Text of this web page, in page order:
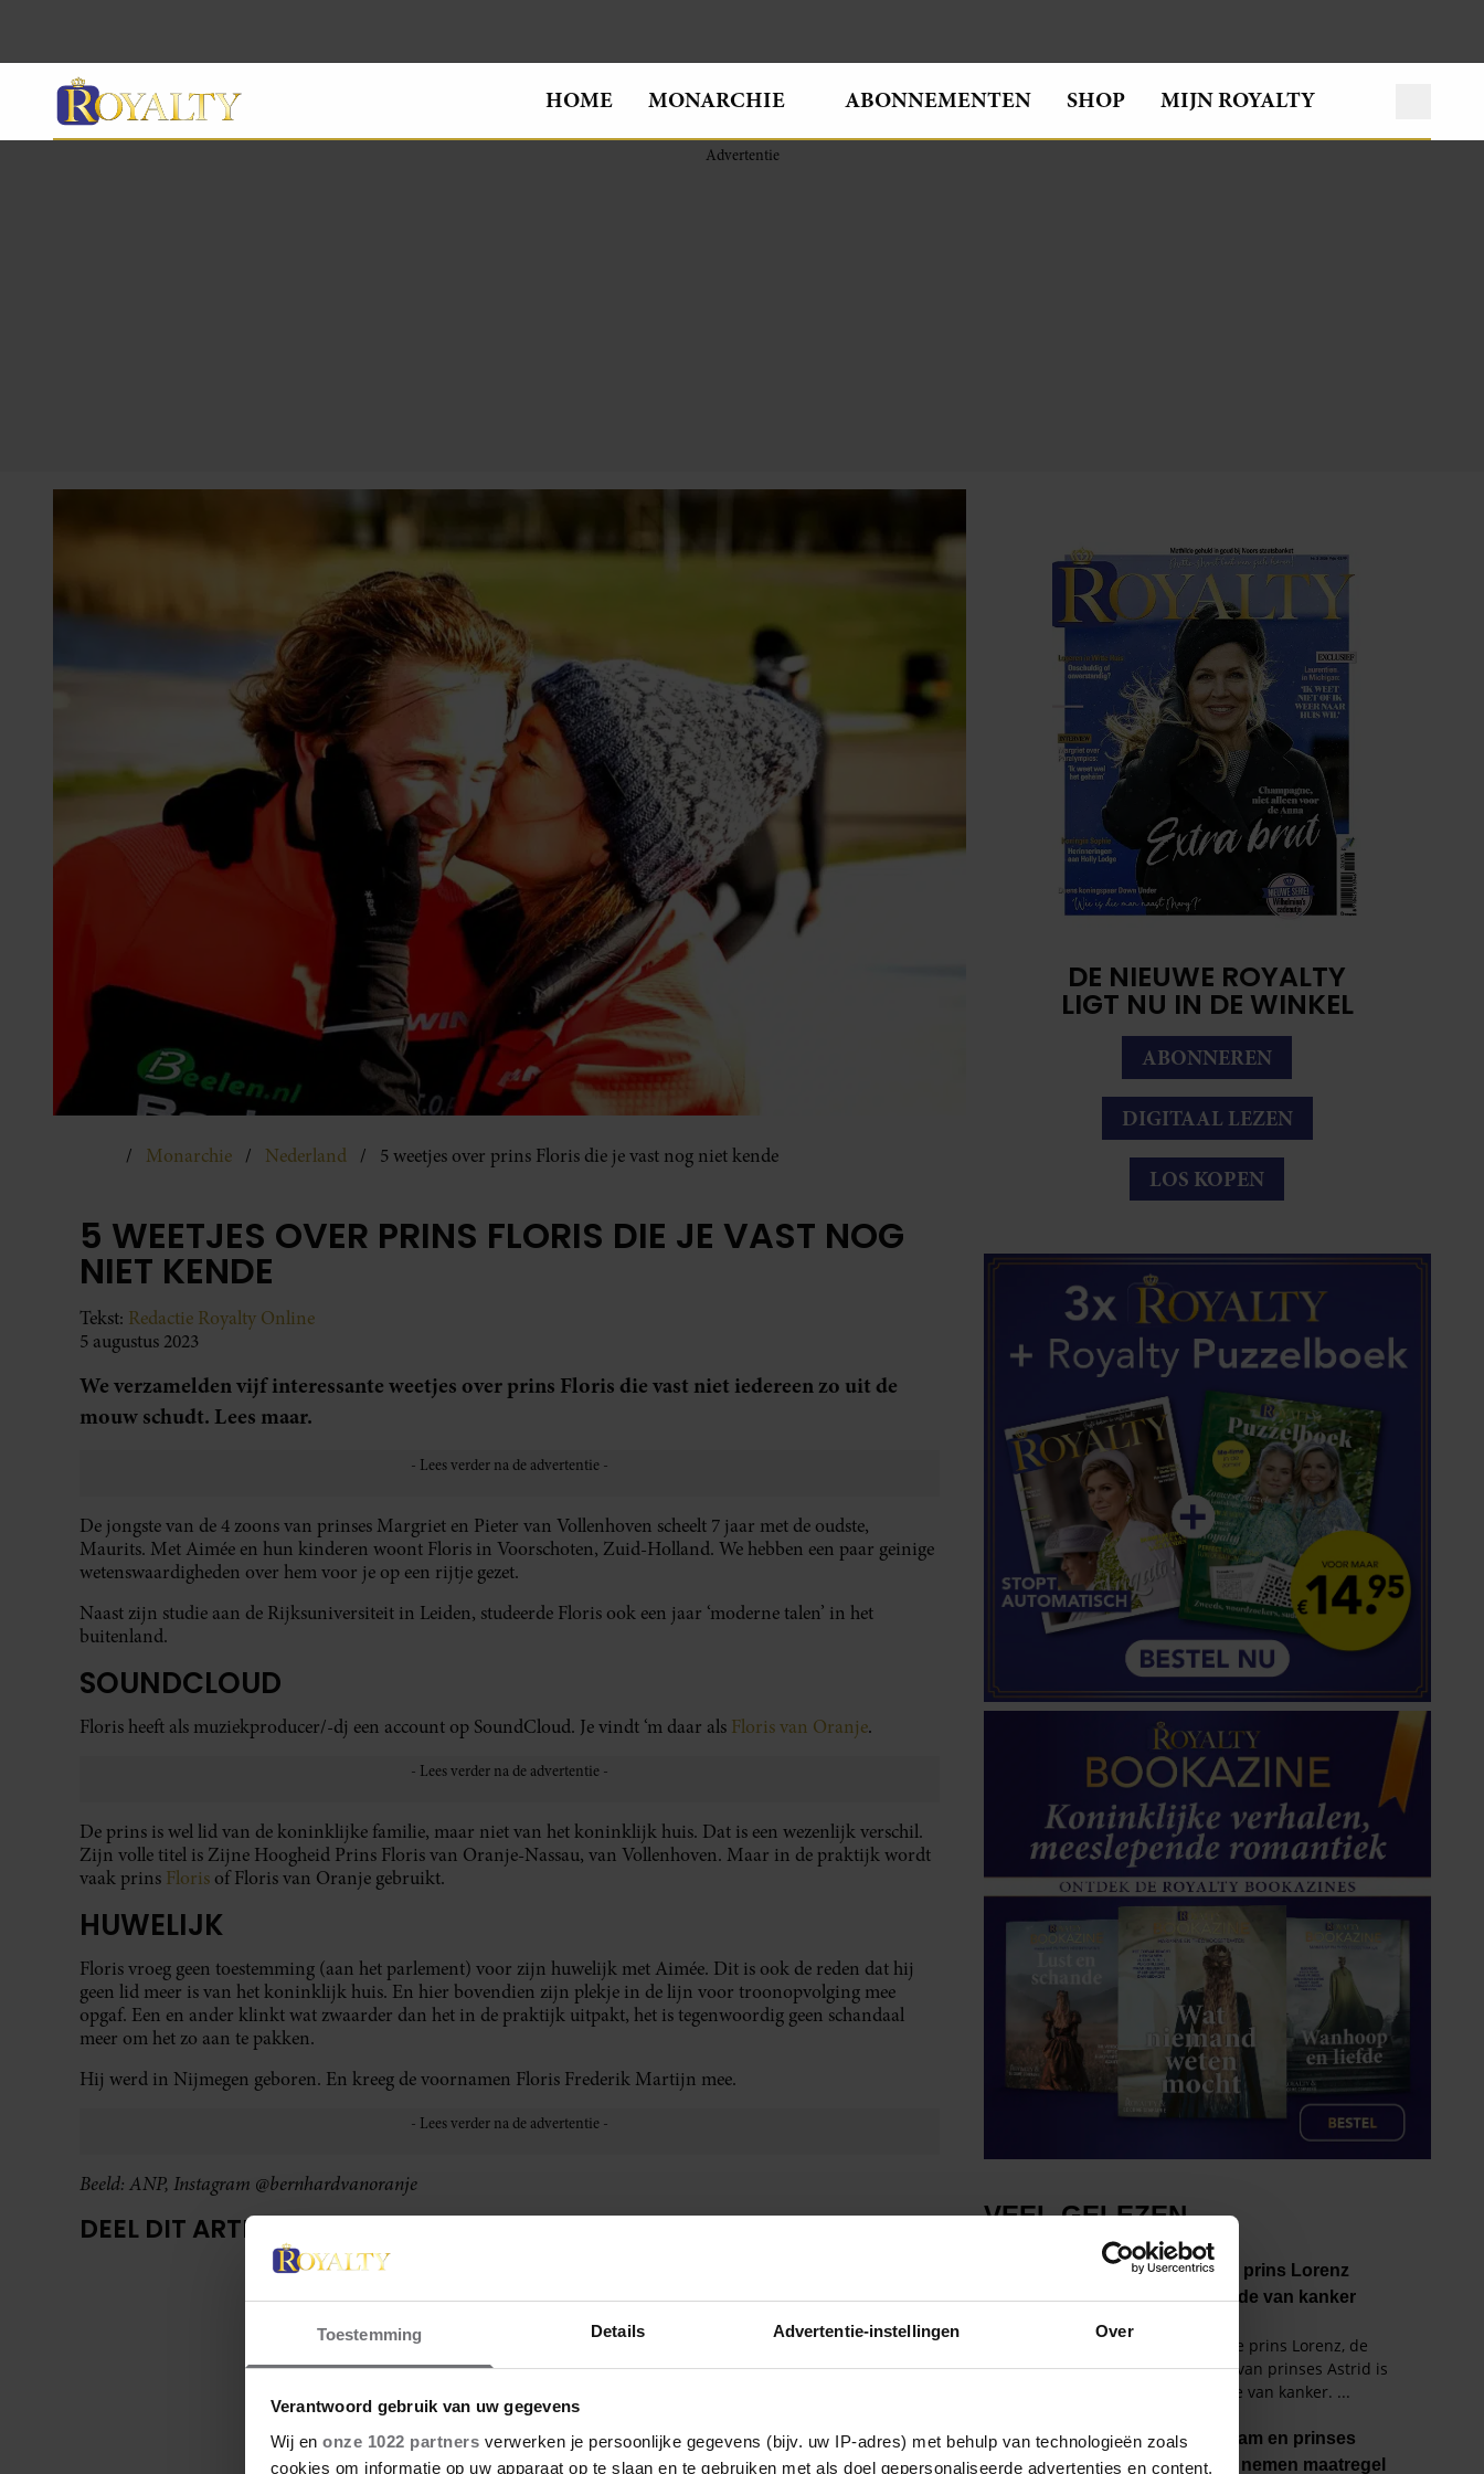
Toestemming Details Advertentie-instellingen Over
Verantwoord gebruik van uw gegevens
Wij en onze 1022 partners verwerken je persoonlijke gegevens (bijv. uw IP-adres) met behulp van technologieën zoals
cookies om informatie op uw apparaat op te slaan en te gebruiken met als doel gepersonaliseerde advertenties en content,
HOME MONARCHIE ABONNEMENTEN SHOP MIJN ROYALTY
Monarchie Nederland 5 weetjes over prins Floris die je vast nog niet kende
5 WEETJES OVER PRINS FLORIS DIE JE VAST NOG
NIET KENDE
Tekst: Redactie Royalty Online
5 augustus 2023
We verzamelden vijf interessante weetjes over prins Floris die vast niet iedereen zo uit de
mouw schudt. Lees maar.
De jongste van de 4 zoons van prinses Margriet en Pieter van Vollenhoven scheelt 7 jaar met de oudste,
Maurits. Met Aimée en hun kinderen woont Floris in Voorschoten, Zuid-Holland. We hebben een paar geinige
wetenswaardigheden over hem voor je op een rijtje gezet.
Naast zijn studie aan de Rijksuniversiteit in Leiden, studeerde Floris ook een jaar ‘moderne talen’ in het
buitenland.
SOUNDCLOUD
Floris heeft als muziekproducer/-dj een account op SoundCloud. Je vindt ‘m daar als Floris van Oranje.
De prins is wel lid van de koninklijke familie, maar niet van het koninklijk huis. Dat is een wezenlijk verschil.
Zijn volle titel is Zijne Hoogheid Prins Floris van Oranje-Nassau, van Vollenhoven. Maar in de praktijk wordt
vaak prins Floris of Floris van Oranje gebruikt.
HUWELIJK
Floris vroeg geen toestemming (aan het parlement) voor zijn huwelijk met Aimée. Dit is ook de reden dat hij
geen lid meer is van het koninklijk huis. En hier bovendien zijn plekje in de lijn voor troonopvolging mee
opgaf. Een en ander klinkt wat zwaarder dan het in de praktijk uitpakt, het is tegenwoordig geen schandaal
meer om het zo aan te pakken.
Hij werd in Nijmegen geboren. En kreeg de voornamen Floris Frederik Martijn mee.
Beeld: ANP, Instagram @bernhardvanoranje
DEEL DIT ARTIKEL OP SOCIAL MEDIA!
UIT ANDERE MEDIA
DE NIEUWE ROYALTY
LIGT NU IN DE WINKEL
ABONNEREN
DIGITAAL LEZEN
LOS KOPEN